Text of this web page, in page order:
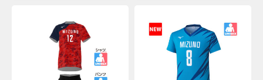
Actions
Actions